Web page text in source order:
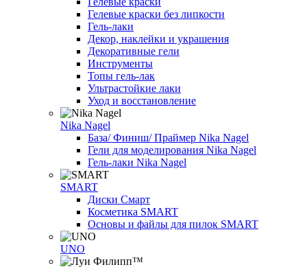
Гелевые краски без липкости
Гель-лаки
Декор, наклейки и украшения
Декоративные гели
Инструменты
Топы гель-лак
Ультрастойкие лаки
Уход и восстановление
Nika Nagel
База/ Финиш/ Праймер Nika Nagel
Гели для моделирования Nika Nagel
Гель-лаки Nika Nagel
SMART
Диски Смарт
Косметика SMART
Основы и файлы для пилок SMART
UNO